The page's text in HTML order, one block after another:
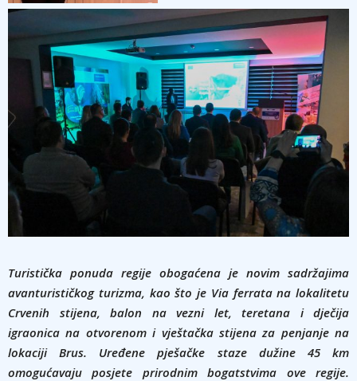
Turistička ponuda regije obogaćena je novim sadržajima
avanturističkog turizma, kao što je Via ferrata na lokalitetu
Crvenih stijena, balon na vezni let, teretana i dječija
igraonica na otvorenom i vještačka stijena za penjanje na
lokaciji Brus. Uređene pješačke staze dužine 45 km
omogućavaju posjete prirodnim bogatstvima ove regije.